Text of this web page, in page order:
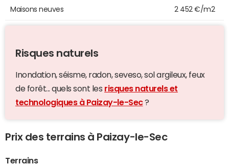
Maisons neuves 2 452 €/m2
Risques naturels
Inondation, séisme, radon, seveso, sol argileux, feux
de forêt... quels sont les risques naturels et
technologiques à Paizay-le-Sec?
Prix des terrains à Paizay-le-Sec
Terrains